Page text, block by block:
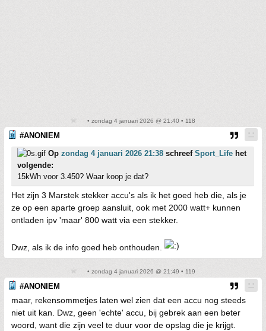
• zondag 4 januari 2026 @ 21:40 • 118
#ANONIEM
Op zondag 4 januari 2026 21:38 schreef Sport_Life het
volgende:
15kWh voor 3.450? Waar koop je dat?
Het zijn 3 Marstek stekker accu's als ik het goed heb die, als je
ze op een aparte groep aansluit, ook met 2000 watt+ kunnen
ontladen ipv 'maar' 800 watt via een stekker.
Dwz, als ik de info goed heb onthouden.
• zondag 4 januari 2026 @ 21:49 • 119
#ANONIEM
maar, rekensommetjes laten wel zien dat een accu nog steeds
niet uit kan. Dwz, geen 'echte' accu, bij gebrek aan een beter
woord, want die zijn veel te duur voor de opslag die je krijgt.